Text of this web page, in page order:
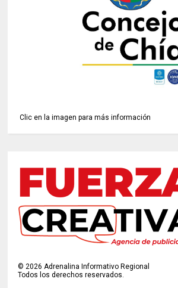
Clic en la imagen para más información
©2026 Adrenalina Informativo Regional
Todos los derechos reservados.